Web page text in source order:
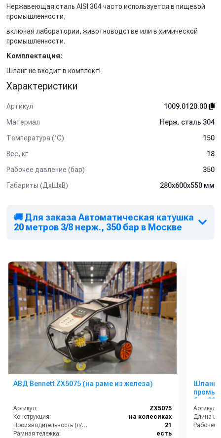
Нержавеющая сталь AISI 304 часто используется в пищевой
промышленности,
включая лаборатории, животноводстве или в химической
промышленности.
Комплектация:
Шланг не входит в комплект!
Характеристики
Артикул
1009.0120.00
Материал
Нерж. сталь 304
Температура (°C)
150
Вес, кг
18
Рабочее давление (бар)
350
Габариты (ДхШхВ)
280x600x550 мм
🚚 Для заказа Автоматическая катушка
20 метров 3/8 нерж., 350 бар в Москве
АВД Bennett ZX5075 (на раме из железа)
Артикул:
ZX5075
Конструкция:
на колесиках
Производительность (л/мин):
21
Рамная тележка:
есть
Шланг
бар 30
Артикул:
Длина
Рабочее